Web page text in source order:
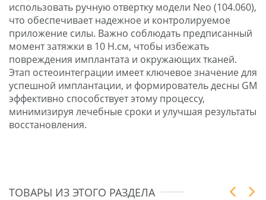
использовать ручную отвертку модели Neo (104.060),
что обеспечивает надежное и контролируемое
приложение силы. Важно соблюдать предписанный
момент затяжки в 10 Н.см, чтобы избежать
повреждения имплантата и окружающих тканей.
Этап остеоинтеграции имеет ключевое значение для
успешной имплантации, и формирователь десны GM
эффективно способствует этому процессу,
минимизируя лечебные сроки и улучшая результаты
восстановления.
ТОВАРЫ ИЗ ЭТОГО РАЗДЕЛА